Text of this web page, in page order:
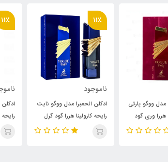
مدل ووگو نایت
هررا گود گرل
(گودگرل) (
11٪
ناموجود
ادکلن الحمبرا مدل ووگو رژ
رایحه گود گرل ولوت فتال
(گودگرل) ( vogue rouge)